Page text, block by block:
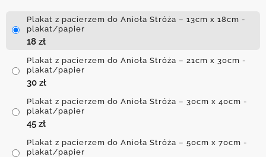
Plakat z pacierzem do Anioła Stróża – 13cm x 18cm -
plakat/papier
18 zł
Plakat z pacierzem do Anioła Stróża – 21cm x 30cm -
plakat/papier
30 zł
Plakat z pacierzem do Anioła Stróża – 30cm x 40cm -
plakat/papier
45 zł
Plakat z pacierzem do Anioła Stróża – 50cm x 70cm -
plakat/papier